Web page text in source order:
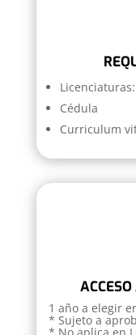
Licenciaturas:
Cédula
Curriculum
1 año a elegir
* Sujeto a